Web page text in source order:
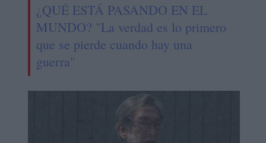
¿QUÉ ESTÁ PASANDO EN EL
MUNDO? "La verdad es lo primero
que se pierde cuando hay una
guerra"